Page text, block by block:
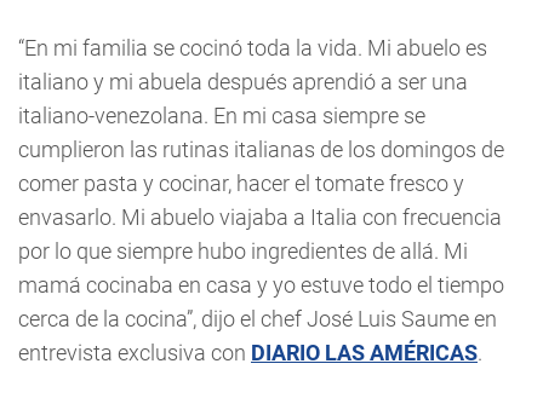
“En mi familia se cocinó toda la vida. Mi abuelo es
italiano y mi abuela después aprendió a ser una
italiano-venezolana. En mi casa siempre se
cumplieron las rutinas italianas de los domingos de
comer pasta y cocinar, hacer el tomate fresco y
envasarlo. Mi abuelo viajaba a Italia con frecuencia
por lo que siempre hubo ingredientes de allá. Mi
mamá cocinaba en casa y yo estuve todo el tiempo
cerca de la cocina”, dijo el chef José Luis Saume en
entrevista exclusiva con DIARIO LAS AMÉRICAS.